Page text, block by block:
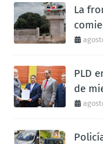
La
PLD
de